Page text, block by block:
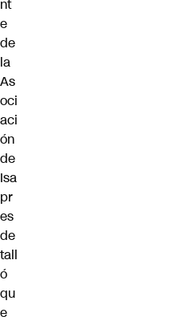
nt
e
de
la
As
oci
aci
ón
de
Isa
pr
es
de
tall
ó
qu
e